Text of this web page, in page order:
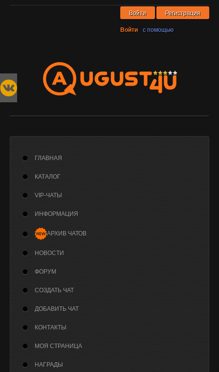
Войти Регистрация
Войти с помощью
ГЛАВНАЯ
КАТАЛОГ
VIP-ЧАТЫ
ИНФОРМАЦИЯ
АРХИВ ЧАТОВ
НОВОСТИ
ФОРУМ
СОЗДАТЬ ЧАТ
ДОБАВИТЬ ЧАТ
КОНТАКТЫ
МОЯ СТРАНИЦА
НАГРАДЫ